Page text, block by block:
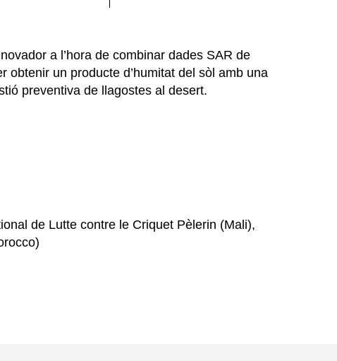
a l’hora de combinar dades SAR de
un producte d’humitat del sòl amb una
preventiva de llagostes al desert.
de Lutte contre le Criquet Pèlerin (Mali),